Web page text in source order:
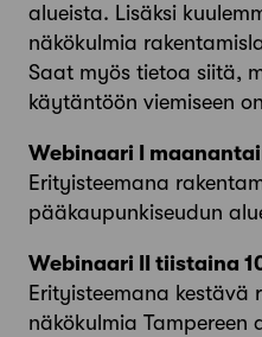
alueista. Lisäksi
näkökulmia
Saat myös tietoa siitä,
käytäntöön viemiseen
Webinaari I
Erityisteemana
pääkaupunkiseudun
Webinaari II tiistaina
Erityisteemana kestävä
näkökulmia Tampereen